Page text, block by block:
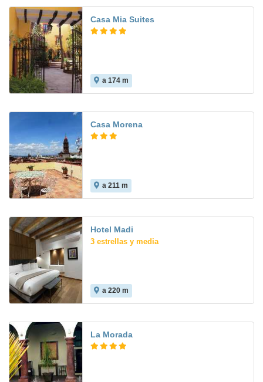
Casa Mia Suites
a 174 m
Casa Morena
a 211 m
Hotel Madi
3 estrellas y media
a 220 m
La Morada